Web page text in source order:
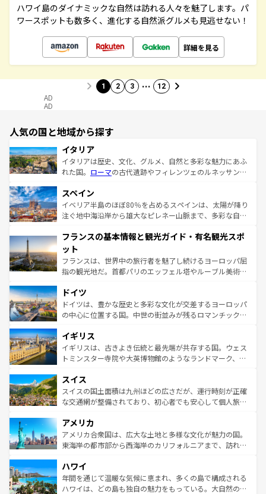
ハワイ島のダイナミックな自然は訪れる人々を魅了します。パ
ワースポットも数多く、進化する自然派グルメも見逃せない！
詳細を見る
1 2 3 … 12
AD
AD
人気の国と地域から探す
イタリア
イタリアは歴史、文化、グルメ、自然と多彩な魅力にあふ
れた国。 ローマの古代遺跡やフィレンツェのルネッサンス
ろん、トスカーナの美しい田園風景やアマルフィ海岸の絶
景など、自然景観も見逃せない。観光の合間には、本場の
ピザやパスタなど、絶品のイタリア料理を堪能することも
ませてくれるイタリアで、忘れられない旅をしてみよう！
なお、新着のイタリア情報は
しい。
スペイン
イベリア半島のほぼ80％を占めるスペインは、太陽が降り
注ぐ地中海沿岸から雄大なピレネー山脈まで、多彩な自然
文化が根付くこの国では、情熱的なフラメンコ、熱気あふ
れる闘牛、そして美味しいタパスが生活の一部となってい
る。首都マドリードの洗練された雰囲気や、バルセロナの
アートに溢れた街角から、地方では古代ローマ遺跡や中世
せる。地方によって風土や気候が異なるスペインはその個
性で訪れる人を魅了する。 なお、新着のスペイン情報は コ
ンテンツ一覧を参照してほしい。
フランスの基本情報と観光ガイド・有名観光スポ
ット
フランスは、世界中の旅行者を魅了し続けるヨーロッパ屈
指の観光地だ。首都パリのエッフェル塔やルーブル美術館
で、幅広い魅力が詰まっている。華麗な宮殿、歴史的な大
聖堂、美しいビーチ、そして豊かな自然が、訪れる者を心
から魅了する。また、フランスは美食の国としても知ら
いる。シャンパンの発祥地であるランス、プロヴァンスの
香り高いラベンダー畑など、多彩な楽しみ方が可能だ。さ
らに、パリ以外の地域にも魅力が溢れており、どの街角に
れる地方に足を運ぶとそれぞれで全く異なる文化を体験で
きるだろう。 なお、新着のフランス情報はコンテンツ一覧
を参照してほしい。
ドイツ
ドイツは、豊かな歴史と多彩な文化が交差するヨーロッパ
の中心に位置する国。中世の街並みが残るロマンチック街
顔を持つこの国は、どこを歩いても飽きることがない。ベ
ルリンの文化的活気、バイエルン州のアルプスの絶景、そ
してライン川沿いのワイン畑といった風景は必見。ビール
は、お酒好きな人にはぜひ体験してほしい。 なお、新着の
ドイツ情報はコンテンツ一覧を参照してほしい。
イギリス
イギリスは、古きよき伝統と最先端が共存する国。ウェス
トミンスター寺院や大英博物館のようなランドマーク、歴
リアごとに異なる魅力がある。また、優雅なアフタヌーン
ティー、ビール好きにはたまらない英国パブ、サッカー観
戦など、本場だからこそできる体験も豊富。イギリスを旅
ンツ一覧を参照してほしい。
スイス
スイスの国土面積は九州ほどの広さだが、運行時刻が正確
な交通網が整備されており、初心者でも安心して個人旅行
の建物がそのまま残る町や、スイスならではのユニークな
博物館もあり、アルプス観光だけでなく町歩きも満喫する
ことができる。国民の所得が高いため物価も高いが、旅行
ば市内交通費無料で観光を楽しむこともできる。 なお、新
着のスイス情報はコンテンツ一覧 を参照してほしい。
アメリカ
アメリカ合衆国は、広大な土地と多様な文化が魅力の国。
東海岸の都市部から西海岸のカリフォルニアまで、訪れる
のような巨大都市は、観光、ショッピング、エンターテイ
ンメントが詰まった刺激的なスポットだ。一方、アメリカ
西部には大自然が広がり、グランドキャニオンやイエロー
ハワイ
年間を通じて温暖な気候に恵まれ、多くの島で構成される
ハワイは、どの島も独自の魅力をもっている。大自然の神